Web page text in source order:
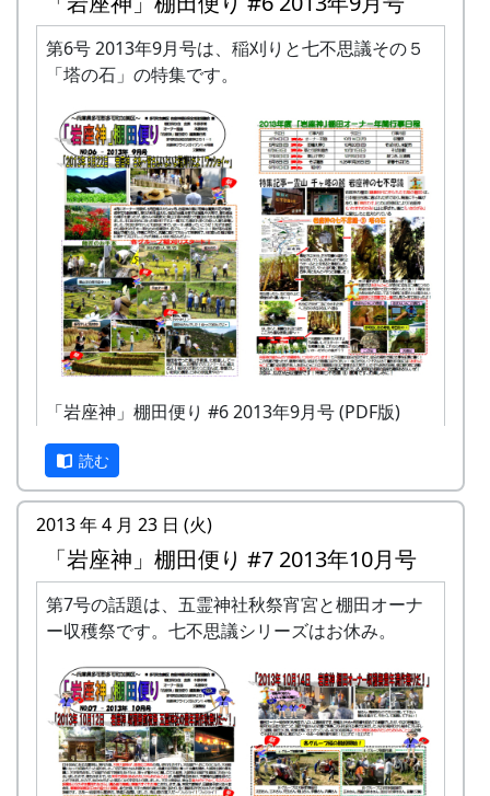
第6号 2013年9月号は、稲刈りと七不思議その５
「塔の石」の特集です。
「岩座神」棚田便り #6 2013年9月号 (PDF版)
読む
2013 年 4 月 23 日 (火)
「岩座神」棚田便り #7 2013年10月号
第7号の話題は、五霊神社秋祭宵宮と棚田オーナ
ー収穫祭です。七不思議シリーズはお休み。